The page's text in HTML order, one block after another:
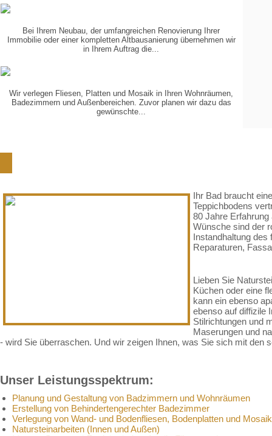
KOORDINIERUNGDER GEWERKE
Bei Ihrem Neubau, der umfangreichen Renovierung Ihrer
Immobilie oder einer kompletten Altbausanierung übernehmen wir
in Ihrem Auftrag die...
VERLEGUNGVON...
Wir verlegen Fliesen, Platten und Mosaik in Ihren Wohnräumen,
Badezimmern und Außenbereichen. Zuvor planen wir dazu das
gewünschte...
Ihr Bad braucht
Teppichbodens
80 Jahre
Wünsche sind der
Instandhaltung
Reparaturen,
Lieben Sie
Küchen oder eine
kann ein ebenso
ebenso auf diffizile
Stilrichtungen und
Maserungen und
- wird Sie überraschen. Und wir zeigen Ihnen, was Sie sich mit den
Unser Leistungsspektrum:
Planung und Gestaltung von Badzimmern und Wohnräumen
Erstellung von Behindertengerechter Badezimmer
Verlegung von Wand- und Bodenfliesen, Bodenplatten und Mosaik
Natursteinarbeiten (Innen und Außen)